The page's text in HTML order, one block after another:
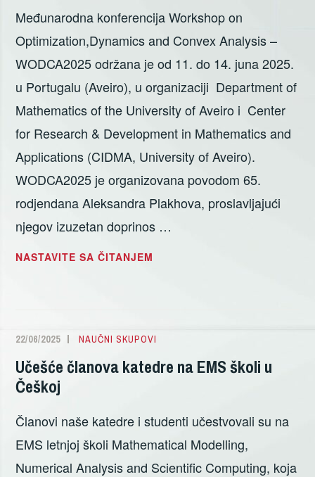
Međunarodna konferencija Workshop on
Optimization,Dynamics and Convex Analysis –
WODCA2025 održana je od 11. do 14. juna 2025.
u Portugalu (Aveiro), u organizaciji Department of
Mathematics of the University of Aveiro i Center
for Research & Development in Mathematics and
Applications (CIDMA, University of Aveiro).
WODCA2025 je organizovana povodom 65.
rodjendana Aleksandra Plakhova, proslavljajući
njegov izuzetan doprinos …
NASTAVITE SA ČITANJEM
PORTUGALU
22/06/2025
JOVANA
NAUČNI SKUPOVI
Učešće članova katedre na EMS školi u
Češkoj
Članovi naše katedre i studenti učestvovali su na
EMS letnjoj školi Mathematical Modelling,
Numerical Analysis and Scientific Computing, koja